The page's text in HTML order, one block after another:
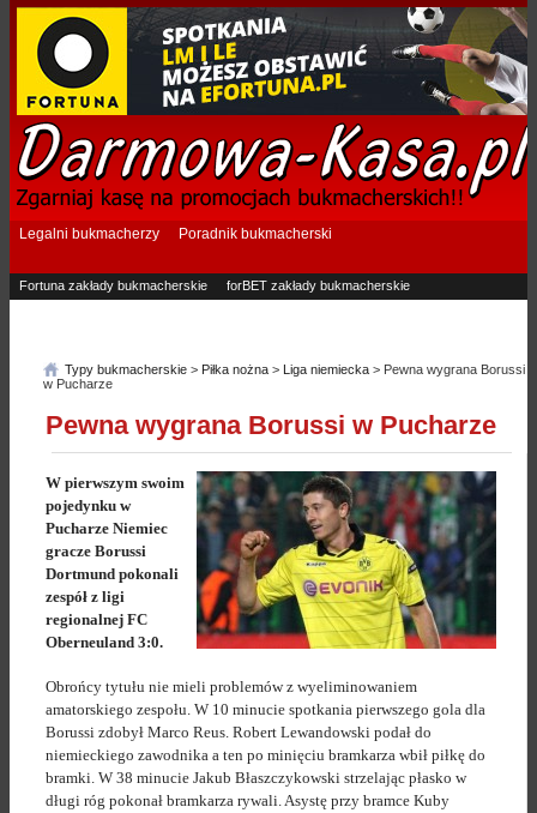
Legalni bukmacherzy Poradnik bukmacherski
Fortuna zakłady bukmacherskie
forBET zakłady bukmacherskie
Typy bukmacherskie > Piłka nożna > Liga niemiecka > Pewna wygrana Borussi
w Pucharze
Pewna wygrana Borussi w Pucharze
W pierwszym swoim
pojedynku w
Pucharze Niemiec
gracze Borussi
Dortmund pokonali
zespół z ligi
regionalnej FC
Oberneuland 3:0.
Obrońcy tytułu nie mieli problemów z wyeliminowaniem
amatorskiego zespołu. W 10 minucie spotkania pierwszego gola dla
Borussi zdobył Marco Reus. Robert Lewandowski podał do
niemieckiego zawodnika a ten po minięciu bramkarza wbił piłkę do
bramki. W 38 minucie Jakub Błaszczykowski strzelając płasko w
długi róg pokonał bramkarza rywali. Asystę przy bramce Kuby